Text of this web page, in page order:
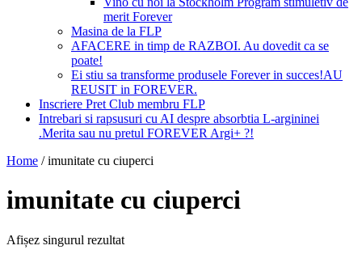
merit Forever
Masina de la FLP
AFACERE in timp de RAZBOI. Au dovedit ca se
poate!
Ei stiu sa transforme produsele Forever in succes!AU
REUSIT in FOREVER.
Inscriere Pret Club membru FLP
Intrebari si rapsusuri cu AI despre absorbtia L-argininei
.Merita sau nu pretul FOREVER Argi+ ?!
Home / imunitate cu ciuperci
imunitate cu ciuperci
Afișez singurul rezultat